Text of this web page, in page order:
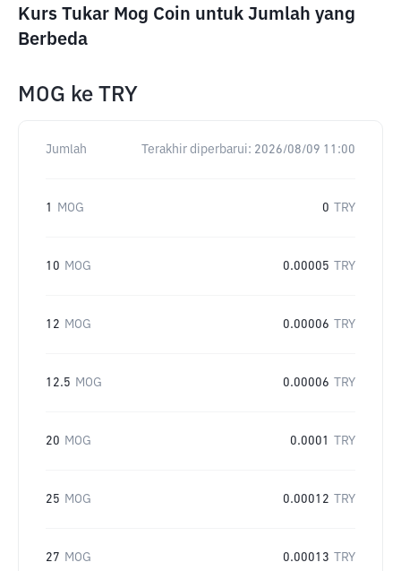
Kurs Tukar Mog Coin untuk Jumlah yang
Berbeda
MOG ke TRY
Jumlah Terakhir diperbarui: 2026/08/09 11:00
1 MOG 0 TRY
10 MOG 0.00005 TRY
12 MOG 0.00006 TRY
12.5 MOG 0.00006 TRY
20 MOG 0.0001 TRY
25 MOG 0.00012 TRY
27 MOG 0.00013 TRY